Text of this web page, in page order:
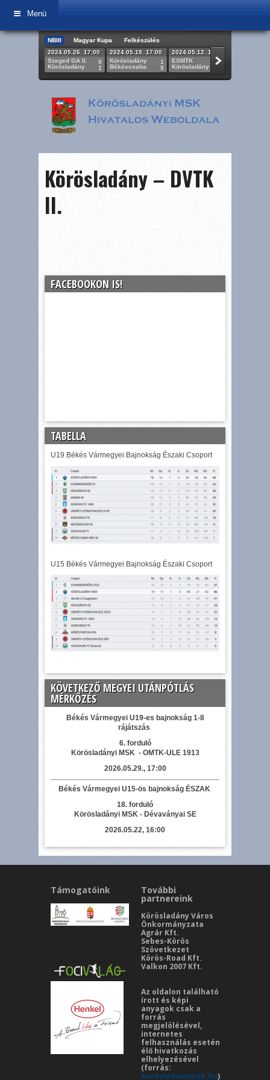
Menü
NBIII Magyar Kupa
Felkészülés
2024.05.26. 17:00
Szeged GA II.
Körösladány
0
1
2024.05.19. 17:00
Körösladány
Békéscsaba
1
5
2024.05.12. 17:00
ESMTK
Körösladány
Körösladány – DVTK
II.
FACEBOOKON IS!
TABELLA
U19 Békés Vármegyei Bajnokság Északi Csoport
U15 Békés Vármegyei Bajnokság Északi Csoport
KÖVETKEZŐ MEGYEI UTÁNPÓTLÁS
MÉRKŐZÉS
Békés Vármegyei U19-es bajnokság 1-8
rájátszás
6. forduló
Körösladányi MSK - OMTK-ULE 1913
2026.05.29., 17:00
Békés Vármegyei U15-ös bajnokság ÉSZAK
18. forduló
Körösladányi MSK - Dévaványai SE
2026.05.22, 16:00
Támogatóink További
partnereink
Körösladány Város
Önkormányzata
Agrár Kft.
Sebes-Körös
Szövetkezet
Körös-Road Kft.
Valkon 2007 Kft.
Az oldalon található
írott és képi
anyagok csak a
forrás
megjelölésével,
internetes
felhasználás esetén
élő hivatkozás
elhelyezésével
(forrás:
korosladanymsk.hu)